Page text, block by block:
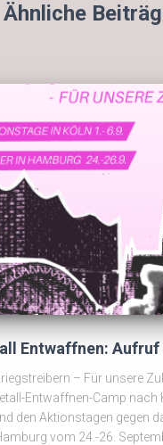
Ähnliche
Entwaffnen: Aufruf
– Für unsere
Entwaffnen-Camp nach
den Aktionstagen gegen
vom 24.-26.